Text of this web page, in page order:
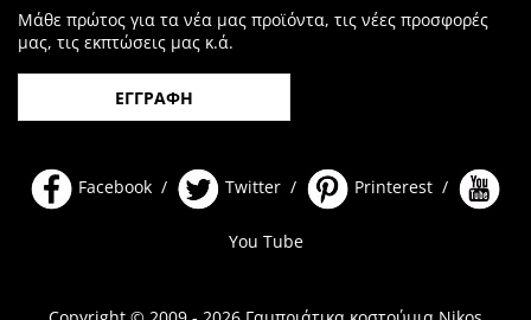
Μάθε πρώτος για τα νέα μας προϊόντα, τις νέες προσφορές
μας, τις εκπτώσεις μας κ.ά.
ΕΓΓΡΑΦΗ
Facebook / Twitter / Printerest /
You Tube